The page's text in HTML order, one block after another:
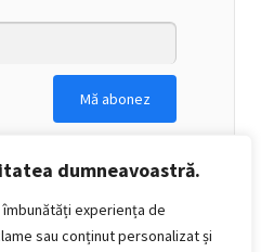
dumneavoastră.
experiența de
sau conținut personalizat și